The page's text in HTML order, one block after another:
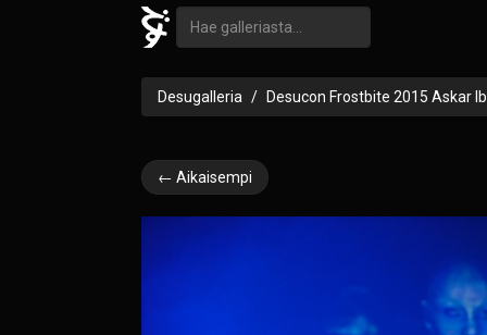
Desugalleria Desucon Frostbite 2015 Askar
← Aikaisempi